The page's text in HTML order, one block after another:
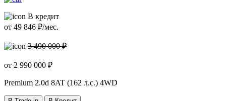
В кредит
от 49 846 ₽/мес.
3 490 000 ₽
от 2 990 000 ₽
Premium 2.0d 8AT (162 л.с.) 4WD